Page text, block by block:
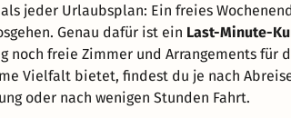
jeder Urlaubsplan: Ein freies
Genau dafür ist ein Last-Minute-
noch freie Zimmer und Arrangements für
Vielfalt bietet, findest du je nach
oder nach wenigen Stunden Fahrt.